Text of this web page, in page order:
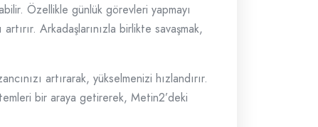
Özellikle günlük görevleri yapmayı
artırır. Arkadaşlarınızla birlikte savaşmak,
artırarak, yükselmenizi hızlandırır.
bir araya getirerek, Metin2’deki